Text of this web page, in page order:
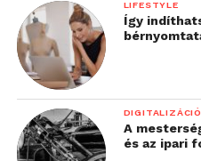
LIFESTYLE
Így
DIGITALIZÁCIÓ
A
és az ipari